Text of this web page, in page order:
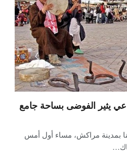
يثير الفوضى بساحة جامع
بمدينة مراكش، مساء أول أمس